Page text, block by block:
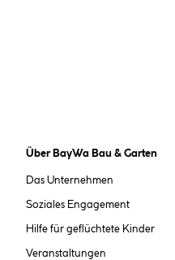
Über BayWa Bau & Garten
Das Unternehmen
Soziales Engagement
Hilfe für geflüchtete Kinder
Veranstaltungen